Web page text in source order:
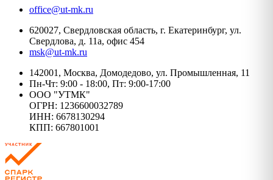
office@ut-mk.ru
620027, Свердловская область, г. Екатеринбург, ул.
Свердлова, д. 11а, офис 454
msk@ut-mk.ru
142001, Москва, Домодедово, ул. Промышленная, 11
Пн-Чт: 9:00 - 18:00, Пт: 9:00-17:00
ООО "УТМК"
ОГРН: 1236600032789
ИНН: 6678130294
КПП: 667801001